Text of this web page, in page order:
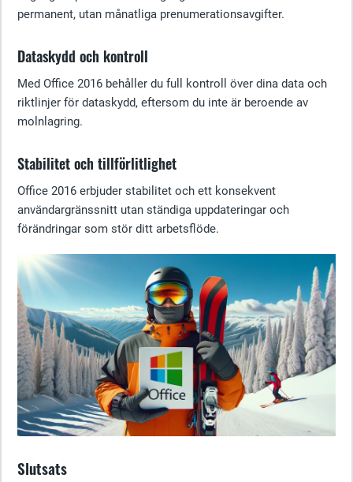
permanent, utan månatliga prenumerationsavgifter.
Dataskydd och kontroll
Med Office 2016 behåller du full kontroll över dina data och
riktlinjer för dataskydd, eftersom du inte är beroende av
molnlagring.
Stabilitet och tillförlitlighet
Office 2016 erbjuder stabilitet och ett konsekvent
användargränssnitt utan ständiga uppdateringar och
förändringar som stör ditt arbetsflöde.
Slutsats